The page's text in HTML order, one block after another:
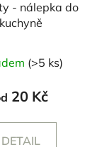
- nálepka do
kuchyně
(>5 ks)
20 Kč
DETAIL